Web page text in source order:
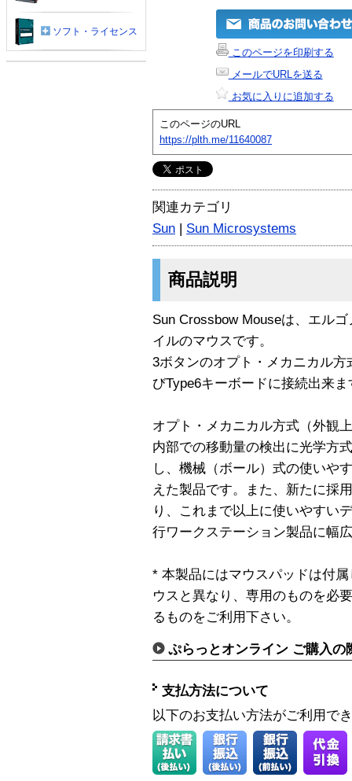
このページを印刷する
メールでURLを送る
お気に入りに追加する
このページのURL
https://plth.me/11640087
関連カテゴリ
Sun | Sun Microsystems
商品説明
Sun Crossbow Mouseは、エル
イルのマウスです。
3ボタンのオプト・メカニカル方
びType6キーボードに接続出来ま
オプト・メカニカル方式（外観
内部での移動量の検出に光学方
し、機械（ボール）式の使いや
えた製品です。また、新たに採
り、これまで以上に使いやすい
行ワークステーション製品に幅
* 本製品にはマウスパッドは付
ウスと異なり、専用のものを必
るものをご利用下さい。
ぷらっとオンライン ご購入の
支払方法について
以下のお支払い方法がご利用で
ソフト・ライセンス